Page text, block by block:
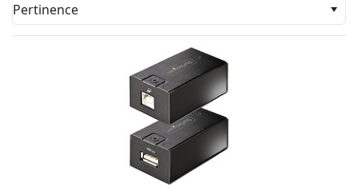
Pertinence